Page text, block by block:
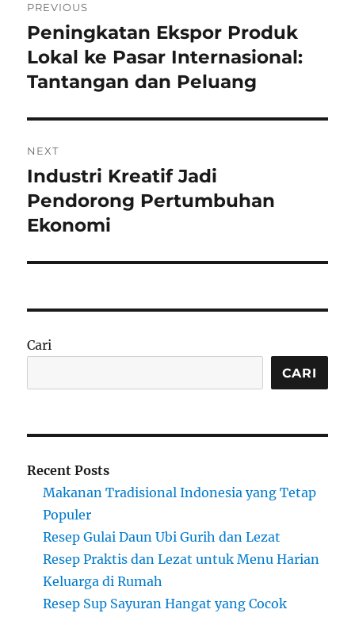
pos
PREVIOUS
Previous
post:
Peningkatan Ekspor Produk
Lokal ke Pasar Internasional:
Tantangan dan Peluang
NEXT
Next
post:
Industri Kreatif Jadi
Pendorong Pertumbuhan
Ekonomi
Cari
CARI
Recent Posts
Makanan Tradisional Indonesia yang Tetap
Populer
Resep Gulai Daun Ubi Gurih dan Lezat
Resep Praktis dan Lezat untuk Menu Harian
Keluarga di Rumah
Resep Sup Sayuran Hangat yang Cocok